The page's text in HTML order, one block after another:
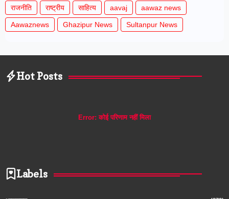
राजनीति राष्ट्रीय साहित्य aavaj aawaz news
Aawaznews Ghazipur News Sultanpur News
Hot Posts
Error: कोई परिणाम नहीं मिला
Labels